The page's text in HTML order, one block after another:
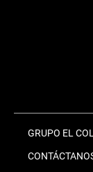
GRUPO EL